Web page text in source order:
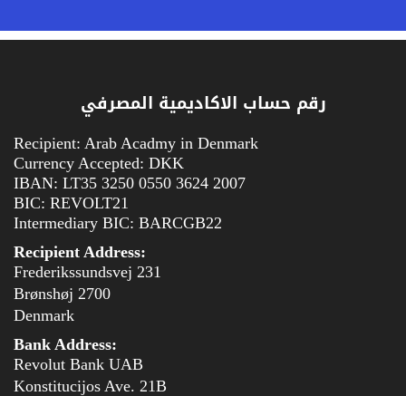
رقم حساب الاكاديمية المصرفي
Recipient: Arab Acadmy in Denmark
Currency Accepted: DKK
IBAN: LT35 3250 0550 3624 2007
BIC: REVOLT21
Intermediary BIC: BARCGB22
Recipient Address:
Frederikssundsvej 231
2700 Brønshøj
Denmark
Bank Address:
Revolut Bank UAB
Konstitucijos Ave. 21B